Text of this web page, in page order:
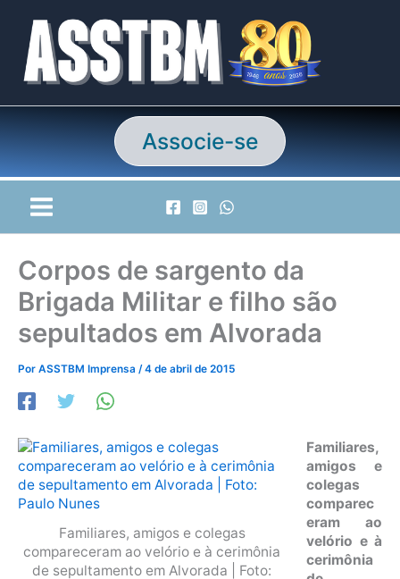
conteúdo
Associe-se
Corpos de sargento da
Brigada Militar e filho são
sepultados em Alvorada
Por ASSTBM Imprensa /4 de abril de 2015
Familiares, amigos e colegas
compareceram ao velório e à cerimônia
de sepultamento em Alvorada | Foto:
Familiares,
amigos e
colegas
comparec
eram ao
velório e à
cerimônia